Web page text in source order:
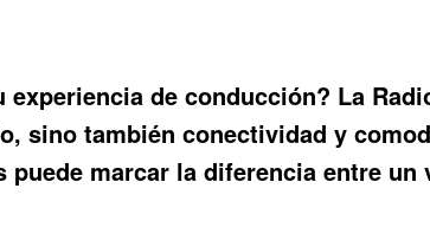
experiencia de conducción? La
sino también conectividad y
puede marcar la diferencia entre